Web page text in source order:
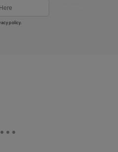
policy.